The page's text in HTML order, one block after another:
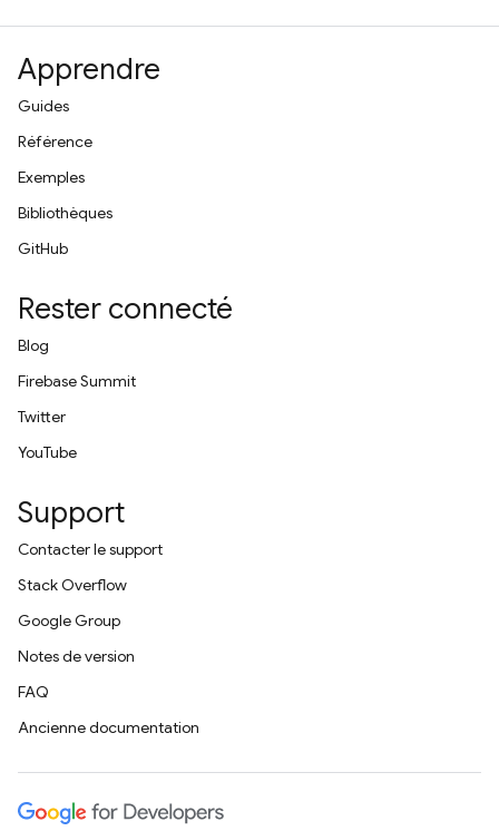
Apprendre
Guides
Référence
Exemples
Bibliothèques
GitHub
Rester connecté
Blog
Firebase Summit
Twitter
YouTube
Support
Contacter le support
Stack Overflow
Google Group
Notes de version
FAQ
Ancienne documentation